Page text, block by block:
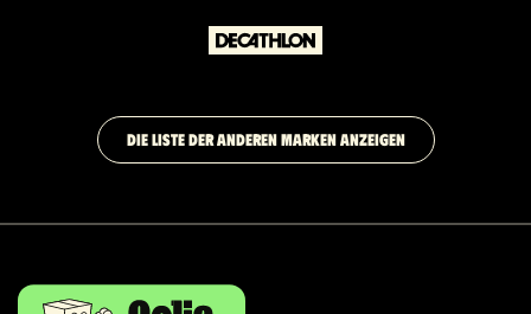
DIE LISTE DER ANDEREN MARKEN ANZEIGEN